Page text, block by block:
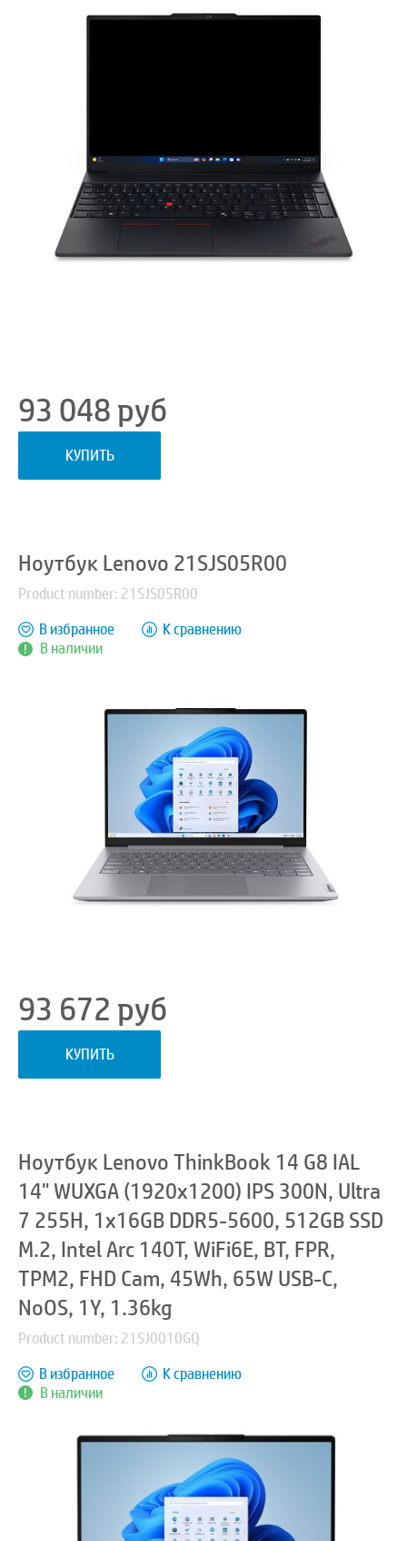
93 048руб
КУПИТЬ
Ноутбук Lenovo 21SJS05R00
Product number: 21SJS05R00
В наличии
В избранное К сравнению
93 672 руб
КУПИТЬ
Ноутбук Lenovo ThinkBook 14 G8 IAL
14" WUXGA (1920x1200) IPS 300N, Ultra
7 255H, 1x16GB DDR5-5600, 512GB SSD
M.2, Intel Arc 140T, WiFi6E, BT, FPR,
TPM2, FHD Cam, 45Wh, 65W USB-C,
NoOS, 1Y, 1.36kg
Product number: 21SJ0010GQ
В наличии
В избранное К сравнению